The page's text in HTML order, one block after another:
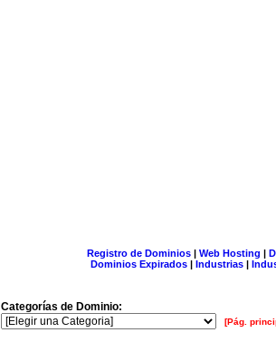
Registro de Dominios| Web Hosting |
Dominios Expirados | Industrias |
Categorías de Dominio:
[Pág.